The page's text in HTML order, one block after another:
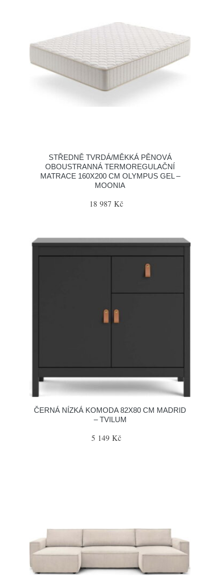
STŘEDNĚ TVRDÁ/MĚKKÁ PĚNOVÁ
OBOUSTRANNÁ TERMOREGULAČNÍ
MATRACE 160X200 CM OLYMPUS GEL –
MOONIA
18 987 Kč
ČERNÁ NÍZKÁ KOMODA 82X80 CM MADRID
– TVILUM
5 149 Kč